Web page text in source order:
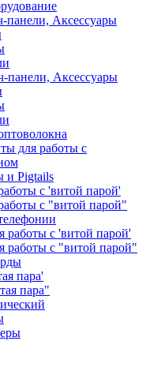
Аксессуары
Аксессуары
для работы с
и Pigtails
с 'витой парой'
с "витой парой"
работы с 'витой парой'
работы с "витой парой"
пара'
пара"